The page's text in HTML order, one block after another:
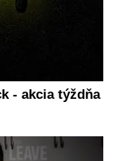
- akcia týždňa